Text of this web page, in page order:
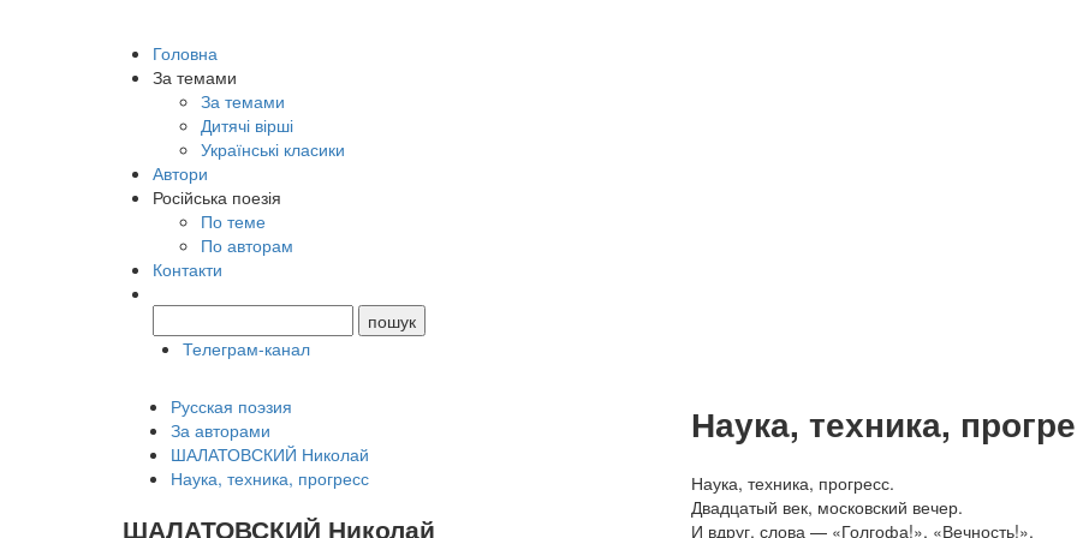
Головна
За темами
За темами
Дитячі вірші
Українські класики
Автори
Російська поезія
По теме
По авторам
Контакти
Телеграм-канал
Наука, техника,
Наука, техника, прогресс.
Двадцатый век, московский вечер.
И вдруг, слова — «Голгофа!», «Вечность!»,
Русская поэзия
За авторами
ШАЛАТОВСКИЙ Николай
Наука, техника, прогресс
ШАЛАТОВСКИЙ Николай